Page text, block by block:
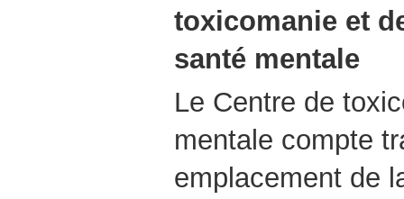
toxicomanie et
santé mentale
Le Centre de
mentale compte
emplacement de